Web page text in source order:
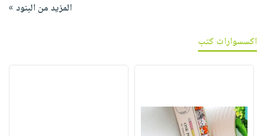
المزيد من البنود »
اكسسوارات كتب